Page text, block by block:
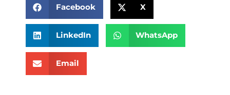
Facebook X
LinkedIn WhatsApp
Email